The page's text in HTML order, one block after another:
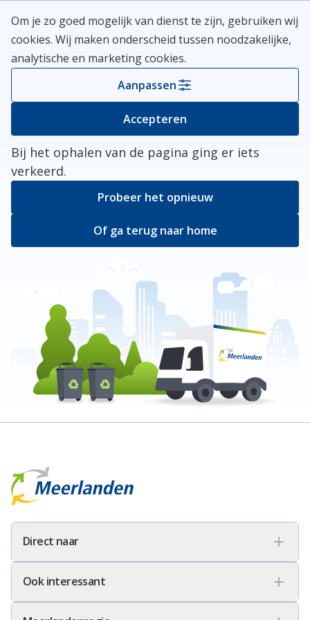
naar
inhoud
Meerlanden Logo
Open
Kies je gemeente
Er ging iets mis
Bij het ophalen van de pagina ging er iets
verkeerd.
Probeer het opnieuw
Of ga terug naar home
Meerlanden Logo
Direct naar
Ook interessant
Om je zo goed mogelijk van dienst te zijn, gebruiken wij
cookies. Wij maken onderscheid tussen noodzakelijke,
analytische en marketing cookies.
Aanpassen
Accepteren